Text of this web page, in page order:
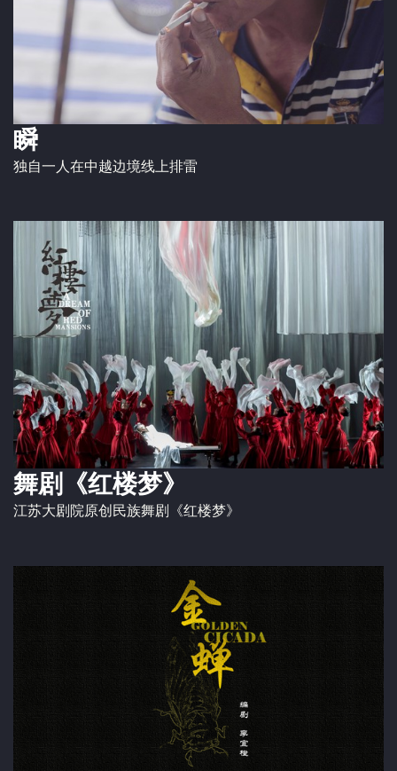
瞬
独自一人在中越边境线上排雷
舞剧《红楼梦》
江苏大剧院原创民族舞剧《红楼梦》